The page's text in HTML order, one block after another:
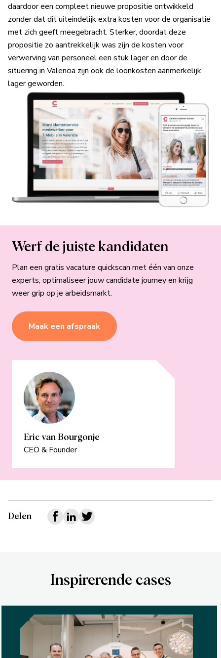
daardoor een compleet nieuwe propositie ontwikkeld
zonder dat dit uiteindelijk extra kosten voor de organisatie
met zich geeft meegebracht. Sterker, doordat deze
propositie zo aantrekkelijk was zijn de kosten voor
verwerving van personeel een stuk lager en door de
situering in Valencia zijn ook de loonkosten aanmerkelijk
lager geworden.
Werf de juiste kandidaten
Plan een gratis vacature quickscan met één van onze
experts, optimaliseer jouw candidate journey en krijg
weer grip op je arbeidsmarkt.
Maak een afspraak
Eric van Bourgonje
CEO & Founder
Delen
Inspirerende cases